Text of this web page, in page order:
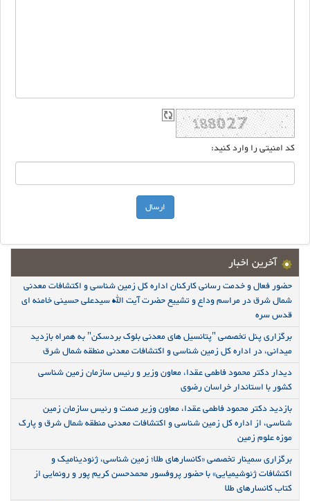
کد امنیتی را وارد کنید:
آخرین اخبار
حضور فعال و خدمت رسانی کارکنان اداره کل زمین شناسی و اکتشافات معدنی
شمال شرق در مراسم وداع و تشییع حضرت آیت الله سیدعلی حسینی خامنه ای
قدس سره
برگزاری پنل تخصصی "پتانسیل های معدنی بلوک بردسکن" به همراه بازدید
میدانی، در اداره کل زمین شناسی و اکتشافات معدنی منطقه شمال شرق
دیدار دکتر محمود فاطمی عقدا، معاون وزیر و رئیس سازمان زمین شناسی
کشور با استاندار خراسان رضوی
بازدید دکتر محمود فاطمی عقدا، معاون وزیر صمت و رئیس سازمان زمین
شناسی، از اداره کل زمین شناسی و اکتشافات معدنی منطقه شمال شرق و پارک
موزه علوم زمین
برگزاری سمینار تخصصی «کانسارهای طلا؛ زمین شناسی، ژئودینامیک و
اکتشافات ژئوشیمیایی» با حضور پروفسور محمدحسن کریم پور و رونمایی از
کتاب کانسارهای طلا